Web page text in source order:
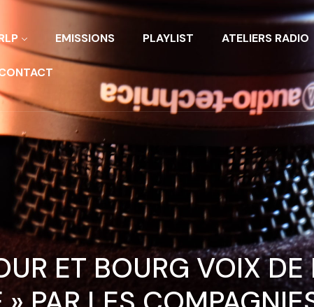
EMISSIONS PLAYLIST ATELIERS RADIO
ET BOURG VOIX